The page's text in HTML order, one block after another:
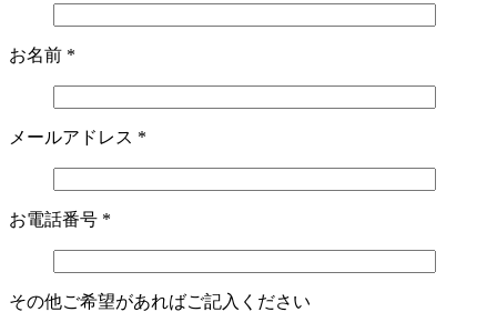
お名前 *
メールアドレス *
お電話番号 *
その他ご希望があればご記入ください